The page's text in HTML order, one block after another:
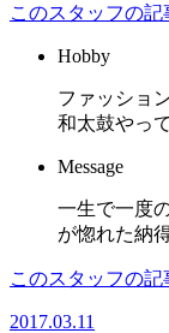
このスタッフの記
Hobby
ファッショ
和太鼓やっ
Message
一生で一度
が惚れた納
このスタッフの記
2017.03.11